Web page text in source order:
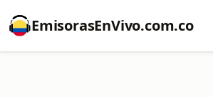
EmisorasEnVivo.com.co